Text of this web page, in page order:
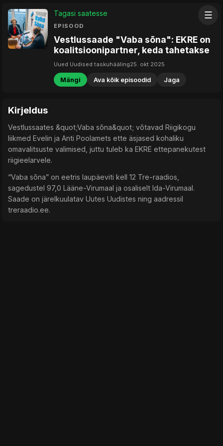
☰
Tagasi saatesse
EPISOOD
Vestlussaade "Vaba sõna": EKRE on
koalitsioonipartner, keda tahetakse
Uued Uudised taskuhääling25. okt 2025
Mängi Ava kõik episoodid Jaga
Kirjeldus
Vestlussaates &quot;Vaba sõna&quot; võtavad Riigikogu
liikmed Evelin ja Anti Poolamets ette äsjased kohaliku
omavalitsuste valimised, juttu tuleb ka EKRE ettepanekutest
riigieelarvele.
“Vaba sõna” on eetris laupäeviti kell 12 Tre-raadios,
sagedustel 97,0 Lääne-Virumaal ja osaliselt Ida-Virumaal.
Saade on järelkuulatav Uutes Uudistes ning aadressil
treraadio.ee.